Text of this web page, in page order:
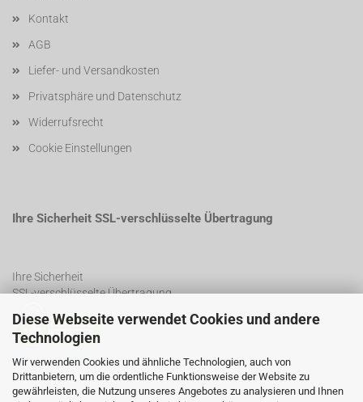
Diese Webseite verwendet Cookies und andere
Technologien
Wir verwenden Cookies und ähnliche Technologien, auch von
Drittanbietern, um die ordentliche Funktionsweise der Website zu
gewährleisten, die Nutzung unseres Angebotes zu analysieren und Ihnen
Kontakt
AGB
Liefer- und Versandkosten
Privatsphäre und Datenschutz
Widerrufsrecht
Cookie Einstellungen
Ihre Sicherheit SSL-verschlüsselte Übertragung
Ihre Sicherheit
SSL-verschlüsselte Übertragung
SSL Certificate